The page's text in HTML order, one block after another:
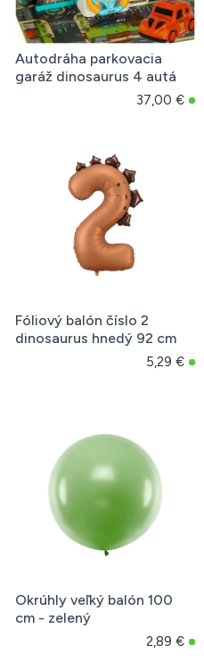
Autodráha parkovacia
garáž dinosaurus 4 autá
37,00 €
Fóliový balón číslo 2
dinosaurus hnedý 92 cm
5,29 €
Okrúhly veľký balón 100
cm - zelený
2,89 €